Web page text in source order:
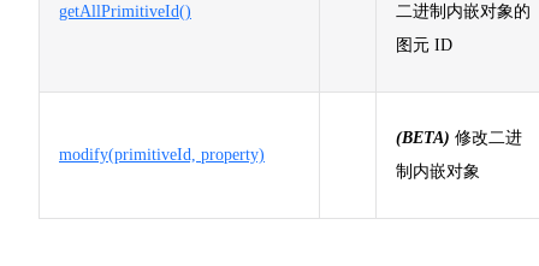
getAllPrimitiveId()
二进制内嵌对象的
图元 ID
modify(primitiveId, property)
(BETA) 修改二进
制内嵌对象